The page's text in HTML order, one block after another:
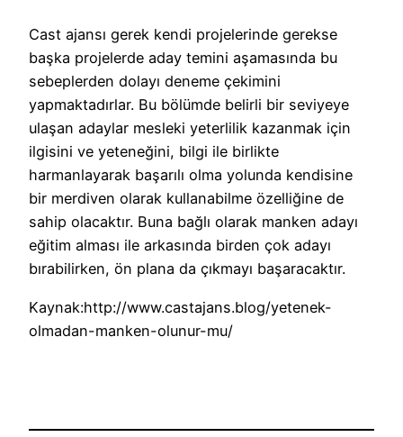
Cast ajansı gerek kendi projelerinde gerekse
başka projelerde aday temini aşamasında bu
sebeplerden dolayı deneme çekimini
yapmaktadırlar. Bu bölümde belirli bir seviyeye
ulaşan adaylar mesleki yeterlilik kazanmak için
ilgisini ve yeteneğini, bilgi ile birlikte
harmanlayarak başarılı olma yolunda kendisine
bir merdiven olarak kullanabilme özelliğine de
sahip olacaktır. Buna bağlı olarak manken adayı
eğitim alması ile arkasında birden çok adayı
bırabilirken, ön plana da çıkmayı başaracaktır.
Kaynak:http://www.castajans.blog/yetenek-
olmadan-manken-olunur-mu/